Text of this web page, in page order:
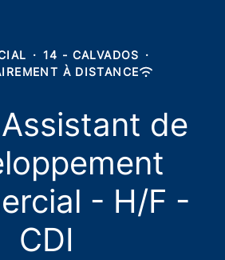
· 14 - CALVADOS ·
À DISTANCE
de
- H/F -
CDI